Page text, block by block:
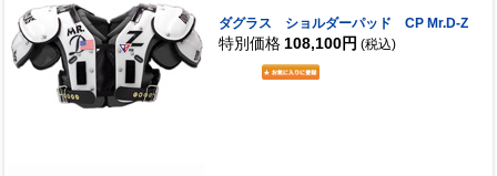
ダグラス ショルダーパッド CP Mr.D-Z
特別価格 108,100円 (税込)